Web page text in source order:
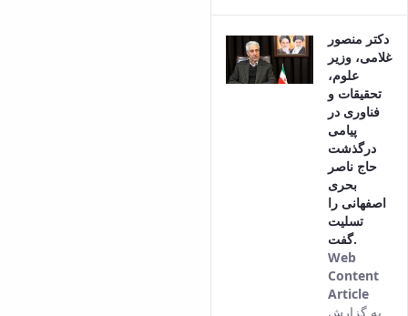
دکتر منصور
غلامی، وزیر
علوم،
تحقیقات و
فناوری در
پیامی
درگذشت
حاج ناصر
بحری
اصفهانی را
تسلیت
گفت.
Web
Content
Article
به گزارش